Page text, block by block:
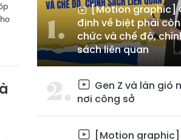
[Motion graphic]
định về biệt phái
chức và chế độ,
sách liên quan
Gen Z và làn gió
nơi công sở
[Motion graphic]